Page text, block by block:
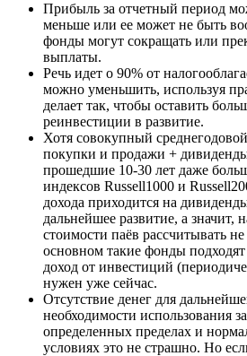
Прибыль за отчетный период
меньше или ее может не быть
фонды могут сокращать или
выплаты.
Речь идет о 90% от
можно уменьшить, используя
делает так, чтобы оставить
реинвестиции в развитие.
Хотя совокупный
покупки и продажи +
прошедшие 10-30 лет даже
индексов Russell1000 и
дохода приходится на
дальнейшее развитие, а значит,
стоимости паёв рассчитывать
основном такие фонды
доход от инвестиций
нужен уже сейчас.
Отсутствие денег для
необходимости использования
определенных пределах и
условиях это не страшно. Но